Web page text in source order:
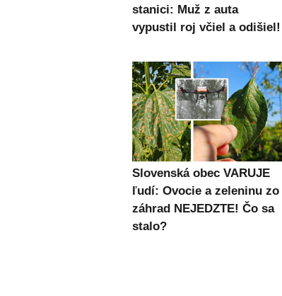
stanici: Muž z auta
vypustil roj včiel a odišiel!
Slovenská obec VARUJE
ľudí: Ovocie a zeleninu zo
záhrad NEJEDZTE! Čo sa
stalo?